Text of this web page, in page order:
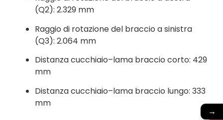
(Q2): 2.329 mm
Raggio di rotazione del braccio a sinistra
(Q3): 2.064 mm
Distanza cucchiaio–lama braccio corto: 429
mm
Distanza cucchiaio–lama braccio lungo: 333
mm
→